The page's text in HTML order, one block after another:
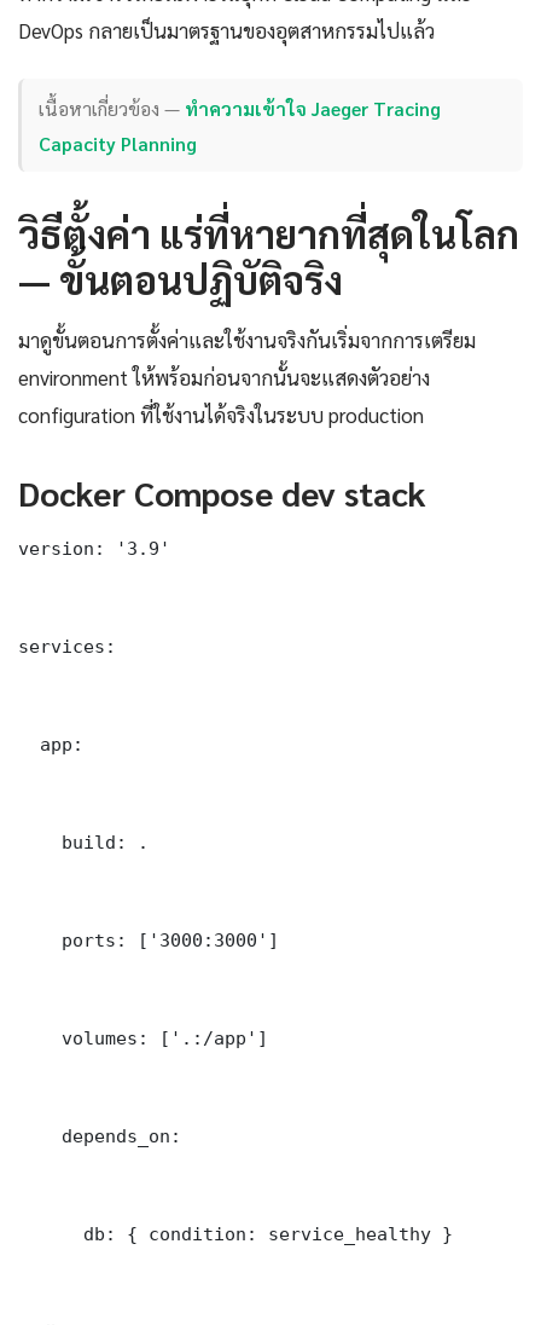
DevOps กลายเป็นมาตรฐานของอุตสาหกรรมไปแล้ว
เนื้อหาเกี่ยวข้อง — ทำความเข้าใจ Jaeger Tracing
Capacity Planning
วิธีตั้งค่า แร่ที่หายากที่สุดในโลก
— ขั้นตอนปฏิบัติจริง
มาดูขั้นตอนการตั้งค่าและใช้งานจริงกันเริ่มจากการเตรียม
environment ให้พร้อมก่อนจากนั้นจะแสดงตัวอย่าง
configuration ที่ใช้งานได้จริงในระบบ production
Docker Compose dev stack
version: '3.9'
services:
  app:
    build: .
    ports: ['3000:3000']
    volumes: ['.:/app']
    depends_on:
      db: { condition: service_healthy }